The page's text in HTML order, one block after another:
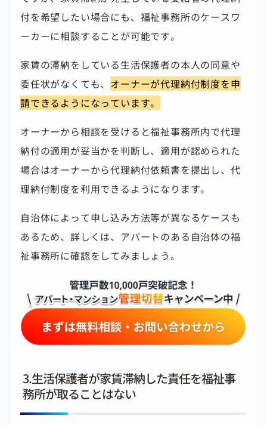
付を希望したい場合にも、福祉事務所のケースワ
ーカーに相談することが可能です。
家賃の滞納をしている生活保護者の本人の同意や
委任状がなくても、 オーナーが代理納付制度を申
請できるようになっています。
オーナーから相談を受けると福祉事務所内で代理
納付の適用が妥当かを判断し、適用が認められた
場合はオーナーから代理納付依頼書を提出し、代
理納付制度を利用できるようになります。
自治体によって申し込み方法等が異なるケースも
あるため、詳しくは、アパートのある自治体の福
祉事務所に確認をしてみましょう。
3.生活保護者が家賃滞納した責任を福祉事
務所が取ることはない